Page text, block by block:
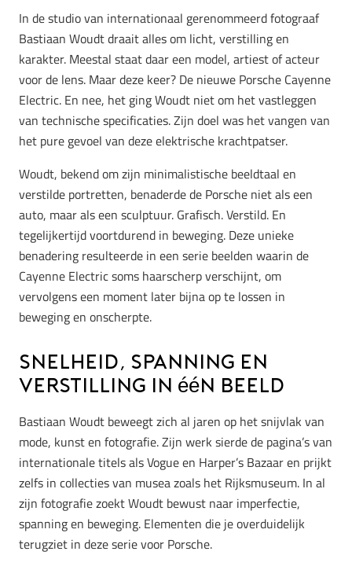
In de studio van internationaal gerenommeerd fotograaf
Bastiaan Woudt draait alles om licht, verstilling en
karakter. Meestal staat daar een model, artiest of acteur
voor de lens. Maar deze keer? De nieuwe Porsche Cayenne
Electric. En nee, het ging Woudt niet om het vastleggen
van technische specificaties. Zijn doel was het vangen van
het pure gevoel van deze elektrische krachtpatser.
Woudt, bekend om zijn minimalistische beeldtaal en
verstilde portretten, benaderde de Porsche niet als een
auto, maar als een sculptuur. Grafisch. Verstild. En
tegelijkertijd voortdurend in beweging. Deze unieke
benadering resulteerde in een serie beelden waarin de
Cayenne Electric soms haarscherp verschijnt, om
vervolgens een moment later bijna op te lossen in
beweging en onscherpte.
Snelheid, spanning en
verstilling in één beeld
Bastiaan Woudt beweegt zich al jaren op het snijvlak van
mode, kunst en fotografie. Zijn werk sierde de pagina’s van
internationale titels als Vogue en Harper’s Bazaar en prijkt
zelfs in collecties van musea zoals het Rijksmuseum. In al
zijn fotografie zoekt Woudt bewust naar imperfectie,
spanning en beweging. Elementen die je overduidelijk
terugziet in deze serie voor Porsche.